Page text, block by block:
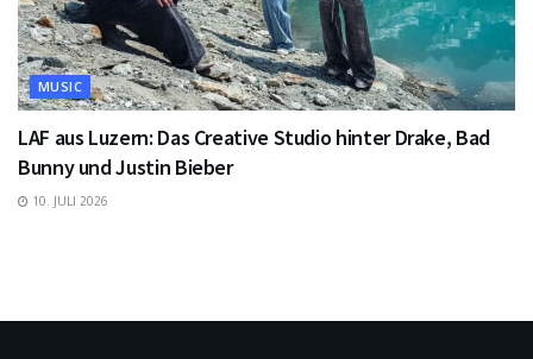
MUSIC
LAF aus Luzern: Das Creative Studio hinter Drake, Bad
Bunny und Justin Bieber
10. JULI 2026